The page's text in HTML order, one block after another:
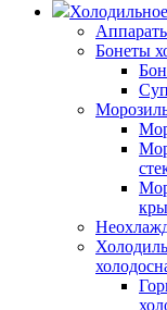
Бонеты